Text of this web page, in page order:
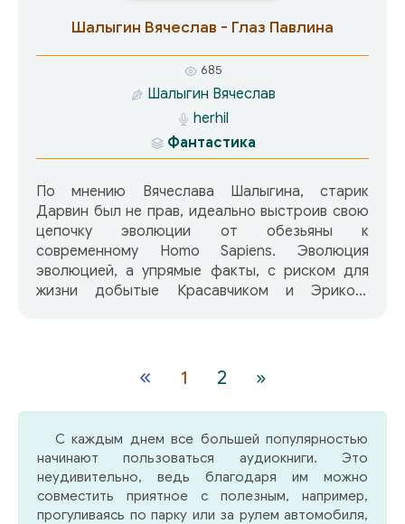
Шалыгин Вячеслав - Глаз Павлина
685
Шалыгин Вячеслав
herhil
Фантастика
По мнению Вячеслава Шалыгина, старик
Дарвин был не прав, идеально выстроив свою
цепочку эволюции от обезьяны к
современному Homo Sapiens. Эволюция
эволюцией, а упрямые факты, с риском для
жизни добытые Красавчиком и Эриком,
оборотни, и атланты… И те, и другие бережно
хранят тайны своих древних цивилизаций и
вмешиваются в дела людей лишь при крайней
необходимости. И вот такой момент настал:
опасность угрожает потомкам всех трех
населяющих Землю рас. А значит, у Красавчика
и Эрика, и так не страдающих от безделья,
появилось много новой работы…
« 1 2 »
С каждым днем все большей популярностью
начинают пользоваться аудиокниги. Это
неудивительно, ведь благодаря им можно
совместить приятное с полезным, например,
прогуливаясь по парку или за рулем автомобиля,